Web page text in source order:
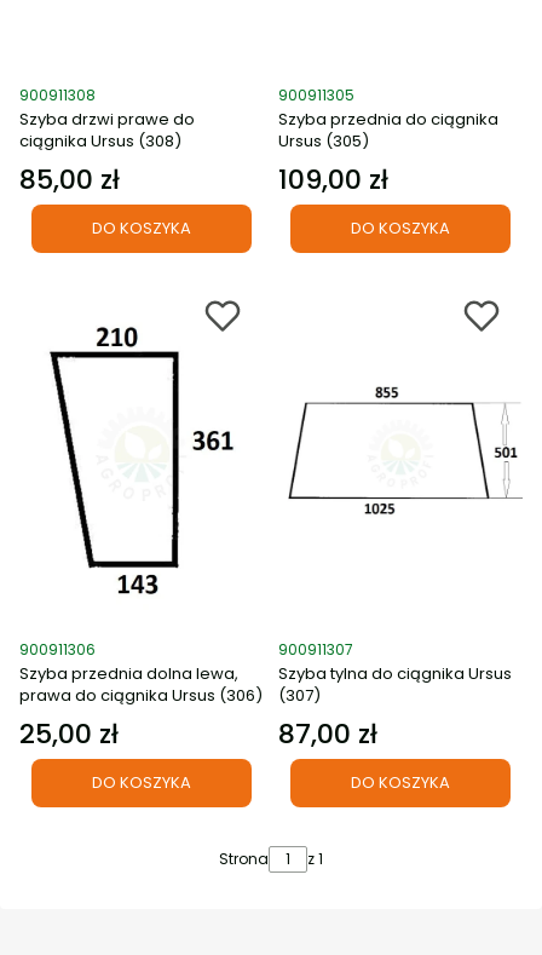
Kod produktu
900911308
Szyba drzwi prawe do
ciągnika Ursus (308)
Cena
85,00 zł
DO KOSZYKA
Kod produktu
900911305
Szyba przednia do ciągnika
Ursus (305)
Cena
109,00 zł
DO KOSZYKA
Kod produktu
900911306
Szyba przednia dolna lewa,
prawa do ciągnika Ursus (306)
Cena
25,00 zł
DO KOSZYKA
Kod produktu
900911307
Szyba tylna do ciągnika Ursus
(307)
Cena
87,00 zł
DO KOSZYKA
Strona z 1